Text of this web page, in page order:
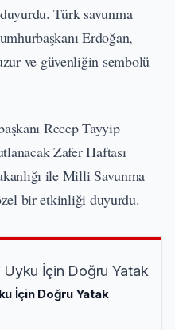
Türk savunma
Erdoğan,
ve güvenliğin sembolü
Recep Tayyip
Zafer Haftası
ile Milli Savunma
bir etkinliği duyurdu.
İçin Doğru Yatak